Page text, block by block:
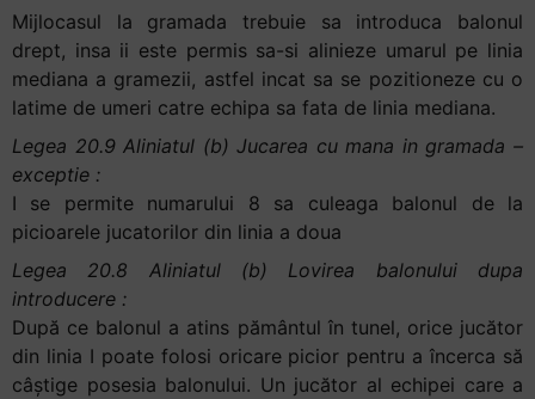
Mijlocasul la gramada trebuie sa introduca balonul
drept, insa ii este permis sa-si alinieze umarul pe linia
mediana a gramezii, astfel incat sa se pozitioneze cu o
latime de umeri catre echipa sa fata de linia mediana.
Legea 20.9 Aliniatul (b) Jucarea cu mana in gramada –
exceptie :
I se permite numarului 8 sa culeaga balonul de la
picioarele jucatorilor din linia a doua
Legea 20.8 Aliniatul (b) Lovirea balonului dupa
introducere :
După ce balonul a atins pământul în tunel, orice jucător
din linia I poate folosi oricare picior pentru a încerca să
câştige posesia balonului. Un jucător al echipei care a